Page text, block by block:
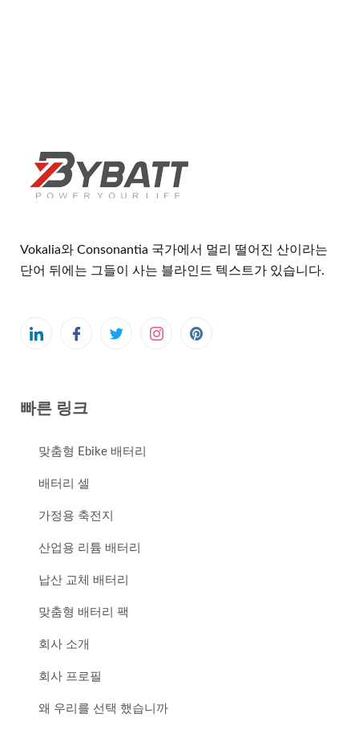
Vokalia와 Consonantia 국가에서 멀리 떨어진 산이라는
단어 뒤에는 그들이 사는 블라인드 텍스트가 있습니다.
빠른 링크
맞춤형 Ebike 배터리
배터리 셀
가정용 축전지
산업용 리튬 배터리
납산 교체 배터리
맞춤형 배터리 팩
회사 소개
회사 프로필
왜 우리를 선택 했습니까